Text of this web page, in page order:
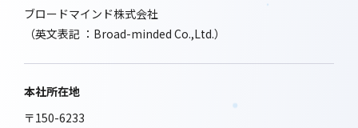
ブロードマインド株式会社
（英文表記 ：Broad-minded Co.,Ltd.）
本社所在地
〒150-6233